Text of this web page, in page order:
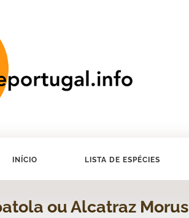
INÍCIO LISTA DE ESPÉCIES
ou Alcatraz Morus